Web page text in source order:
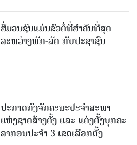
ສື່ມວນຊົນແມ່ນຂົວຕໍ່ທີ່ສໍາຄັນທີ່ສຸດ
ລະຫວ່າງພັກ-ລັດ ກັບປະຊາຊົນ
ປະກາດກົງຈັກຄະນະປະຈໍາສະພາ
ແຫ່ງຊາດສ້າງຕັ້ງ ແລະ ແຕ່ງຕັ້ງບຸກຄະ
ລາກອນປະຈໍາ 3 ເຂດເລືອກຕັ້ງ